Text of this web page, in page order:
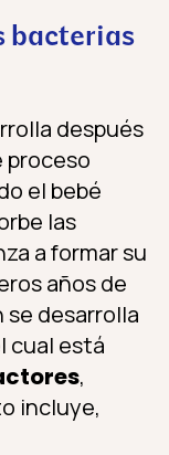
bacterias
después
proceso
el bebé
las
a formar su
años de
desarrolla
cual está
,
incluye,